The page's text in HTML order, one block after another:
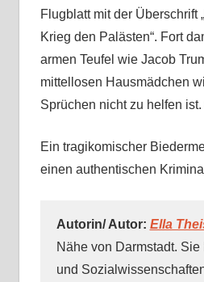
Flugblatt mit der Überschrift
Krieg den Palästen“. Fort
armen Teufel wie Jacob
mittellosen Hausmädchen
Sprüchen nicht zu helfen
Ein tragikomischer
einen authentischen
Autorin/ Autor: Ella
Nähe von Darmstadt.
und